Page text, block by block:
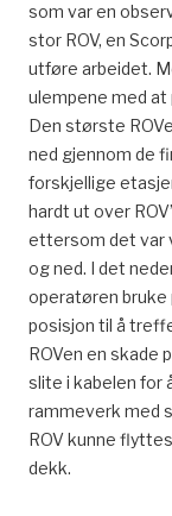
som var en
stor ROV, en
utføre arbeidet.
ulempene med
Den største
ned gjennom de
forskjellige
hardt ut over
ettersom det var
og ned. I det
operatøren bruke
posisjon til å
ROVen en skade
slite i kabelen for
rammeverk med
ROV kunne
dekk.